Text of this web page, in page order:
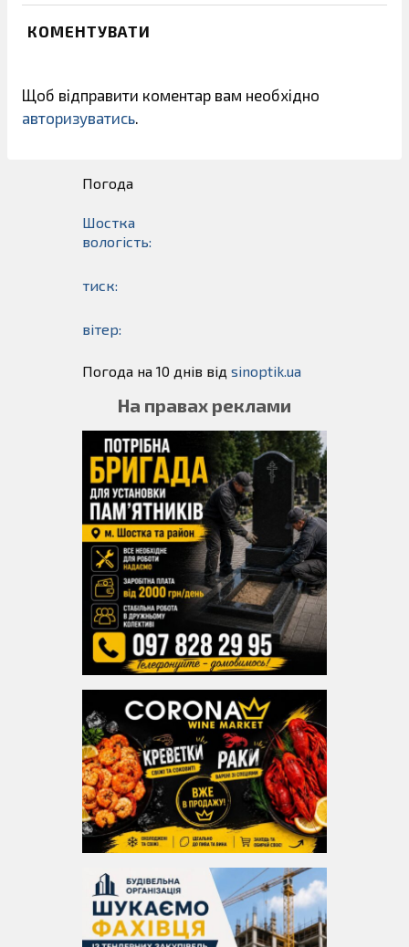
КОМЕНТУВАТИ
Щоб відправити коментар вам необхідно
авторизуватись
Погода
Шостка
вологість:
тиск:
вітер:
Погода на 10 днів від sinoptik.ua
На правах реклами